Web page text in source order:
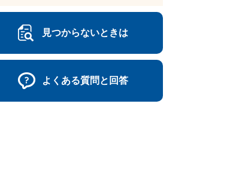
見つからないときは
よくある質問と回答